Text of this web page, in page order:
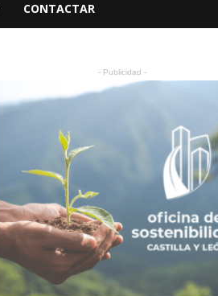
CONTACTAR
- Publicidad -